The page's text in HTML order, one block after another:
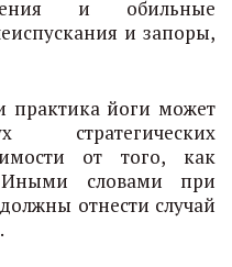
и обильные
и запоры,
йоги может
стратегических
от того, как
Иными словами при
отнести случай